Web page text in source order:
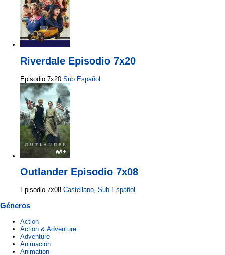
Riverdale Episodio 7x20
Episodio 7x20 Sub Español
Outlander Episodio 7x08
Episodio 7x08 Castellano, Sub Español
Géneros
Action
Action & Adventure
Adventure
Animación
Animation